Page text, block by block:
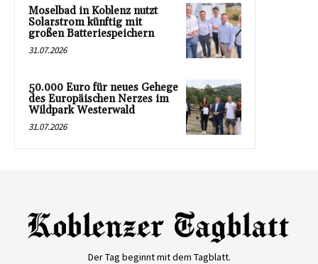
Moselbad in Koblenz nutzt
Solarstrom künftig mit
großen Batteriespeichern
31.07.2026
50.000 Euro für neues Gehege
des Europäischen Nerzes im
Wildpark Westerwald
31.07.2026
Der Tag beginnt mit dem Tagblatt.